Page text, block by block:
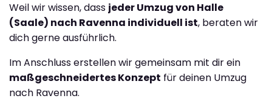
Weil wir wissen, dass jeder Umzug von Halle
(Saale) nach Ravenna individuell ist, beraten wir
dich gerne ausführlich.
Im Anschluss erstellen wir gemeinsam mit dir ein
maßgeschneidertes Konzept für deinen Umzug
nach Ravenna.